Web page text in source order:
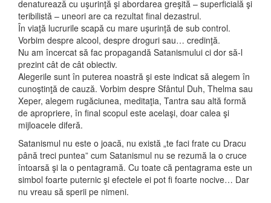
denaturează cu uşurinţă şi abordarea greşită – superficială şi
teribilistă – uneori are ca rezultat final dezastrul.
În viaţă lucrurile scapă cu mare uşurinţă de sub control.
Vorbim despre alcool, despre droguri sau… credinţă.
Nu am încercat să fac propagandă Satanismului ci dor să-l
prezint cât de cât obiectiv.
Alegerile sunt în puterea noastră şi este indicat să alegem în
cunoştinţă de cauză. Vorbim despre Sfântul Duh, Thelma sau
Xeper, alegem rugăciunea, meditaţia, Tantra sau altă formă
de apropriere, în final scopul este acelaşi, doar calea şi
mijloacele diferă.
Satanismul nu este o joacă, nu există „te faci frate cu Dracu
până treci puntea” cum Satanismul nu se rezumă la o cruce
întoarsă şi la o pentagramă. Cu toate că pentagrama este un
simbol foarte puternic şi efectele ei pot fi foarte nocive… Dar
nu vreau să sperii pe nimeni.